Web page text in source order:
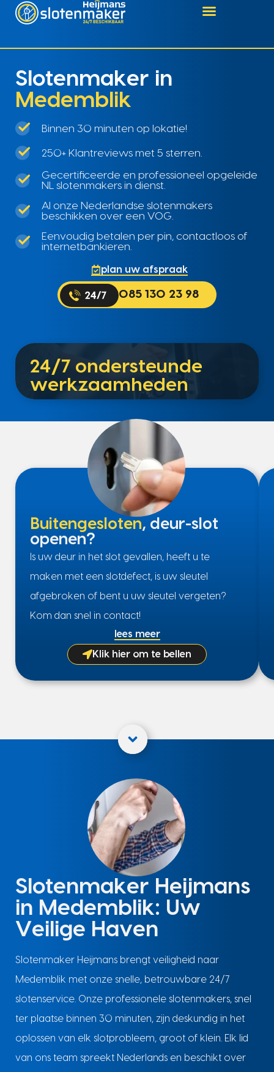
Slotenmaker in
Medemblik
Binnen 30 minuten op lokatie!
250+ Klantreviews met 5 sterren.
Gecertificeerde en professioneel opgeleide
NL slotenmakers in dienst.
Al onze Nederlandse slotenmakers
beschikken over een VOG.
Eenvoudig betalen per pin, contactloos of
internetbankieren.
plan uw afspraak
085 130 23 98
24/7 ondersteunde
werkzaamheden
Buitengesloten, deur-slot
openen?
Is uw deur in het slot gevallen, heeft u te
maken met een slotdefect, is uw sleutel
afgebroken of bent u uw sleutel vergeten?
Kom dan snel in contact!
lees meer
Klik hier om te bellen
Slotenmaker Heijmans
in Medemblik: Uw
Veilige Haven
Slotenmaker Heijmans brengt veiligheid naar
Medemblik met onze snelle, betrouwbare 24/7
slotenservice. Onze professionele slotenmakers, snel
ter plaatse binnen 30 minuten, zijn deskundig in het
oplossen van elk slotprobleem, groot of klein. Elk lid
van ons team spreekt Nederlands en beschikt over